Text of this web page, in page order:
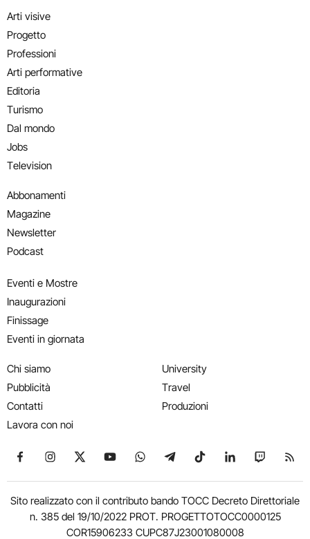
Arti visive
Progetto
Professioni
Arti performative
Editoria
Turismo
Dal mondo
Jobs
Television
Abbonamenti
Magazine
Newsletter
Podcast
Eventi e Mostre
Inaugurazioni
Finissage
Eventi in giornata
Chi siamo
Pubblicità
Contatti
Lavora con noi
University
Travel
Produzioni
Seguici su Facebook
Seguici su Instagram
Seguici su X
Seguici su YouTube
Seguici su WhatsApp
Seguici su Telegram
Seguici su TikTok
Seguici su
Seguici
Sito realizzato con il contributo bando TOCC Decreto Direttoriale
n. 385 del 19/10/2022 PROT. PROGETTOTOCC0000125
COR15906233 CUPC87J23001080008